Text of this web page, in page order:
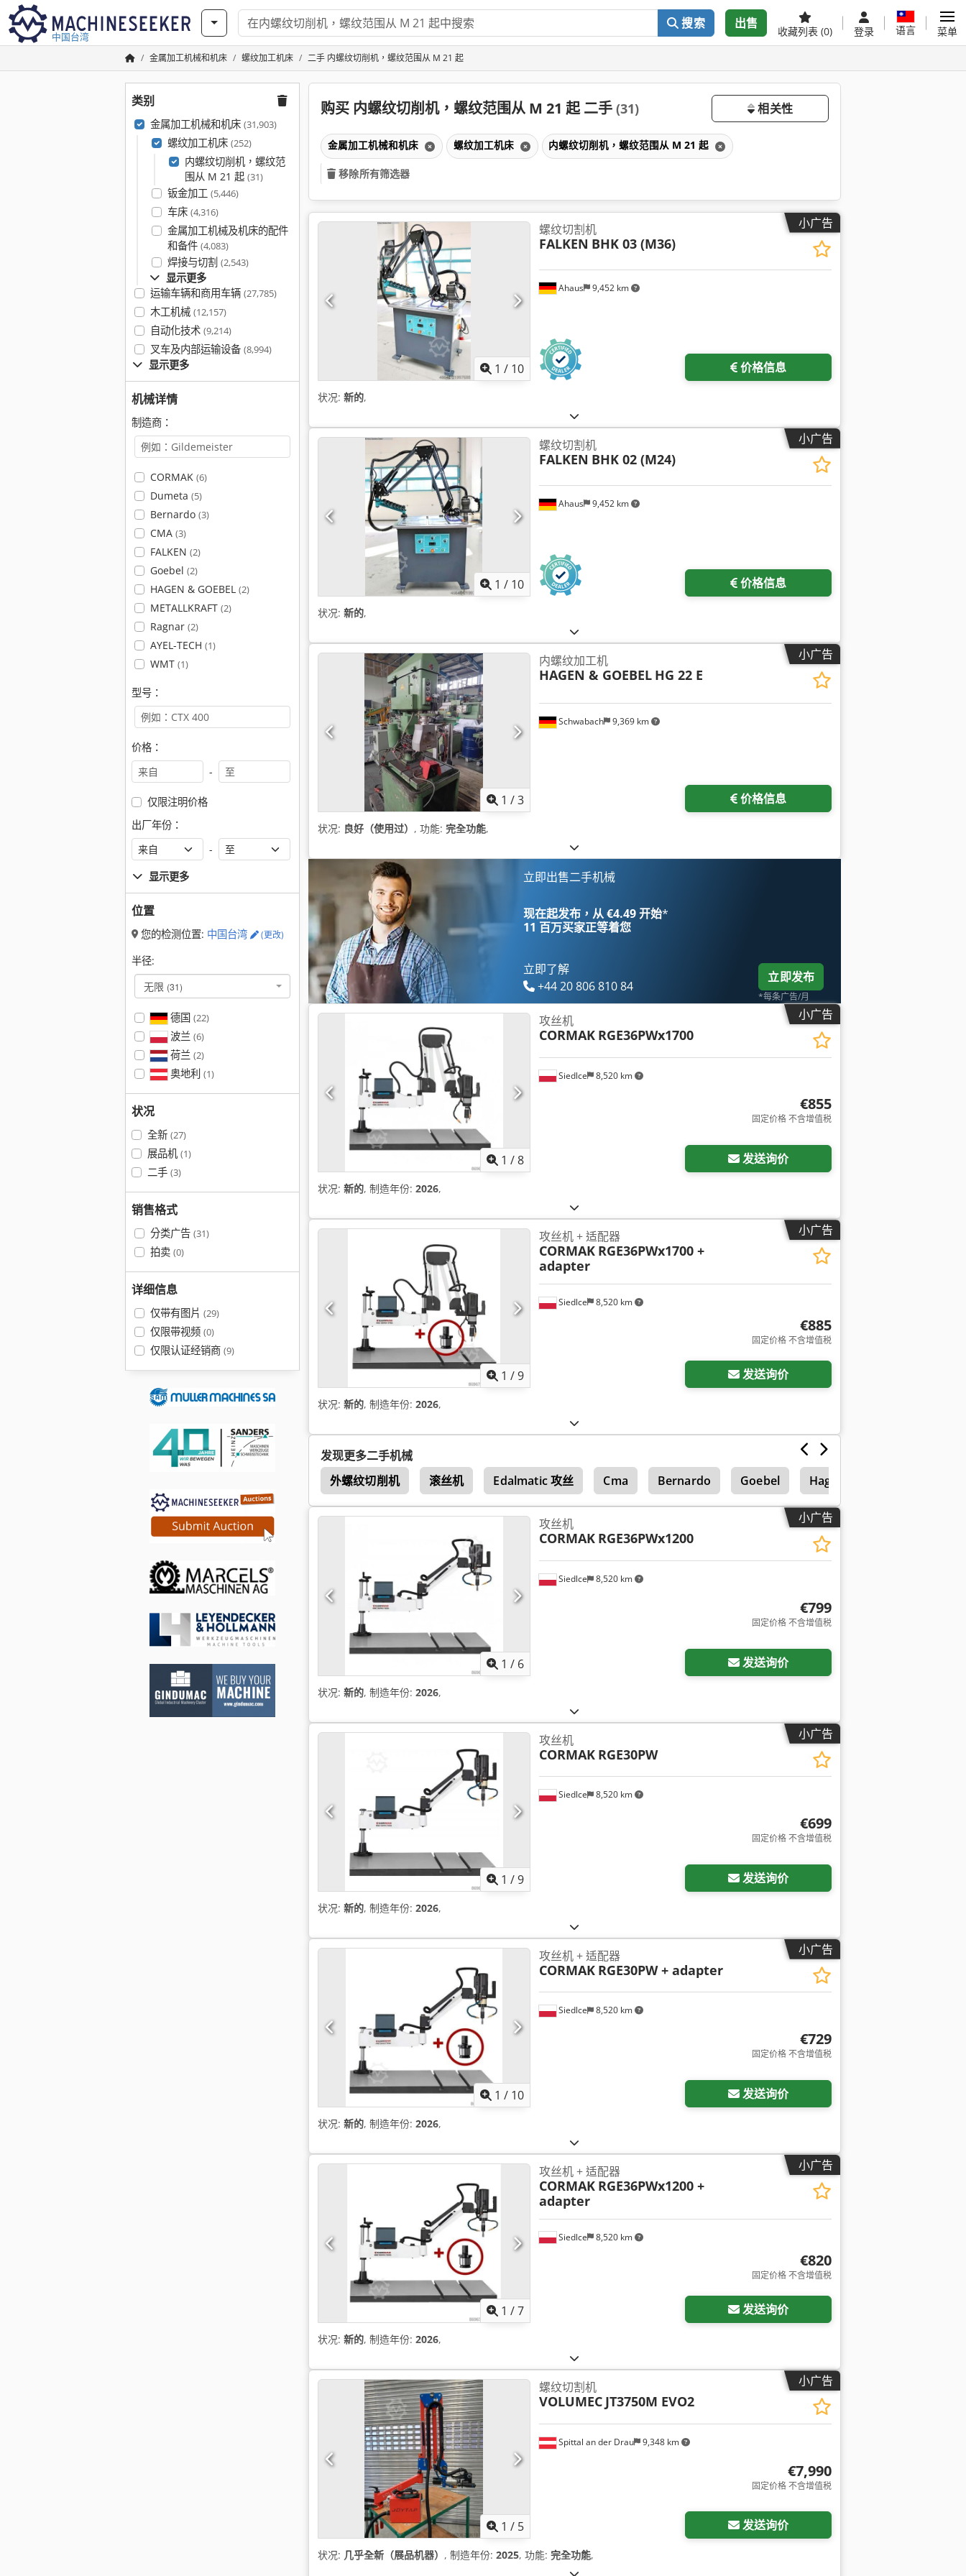
中国台湾
搜索 出售
收藏列表 (0) 登录 语言 菜单
金属加工机械和机床 螺纹加工机床 二手 内螺纹切削机，螺纹范围从 M 21 起
类别
金属加工机械和机床 (31,903)
螺纹加工机床 (252)
内螺纹切削机，螺纹范
围从 M 21 起 (31)
钣金加工 (5,446)
车床 (4,316)
金属加工机械及机床的配件
和备件 (4,083)
焊接与切割 (2,543)
显示更多
运输车辆和商用车辆 (27,785)
木工机械 (12,157)
自动化技术 (9,214)
叉车及内部运输设备 (8,994)
显示更多
机械详情
制造商：
CORMAK (6)
Dumeta (5)
Bernardo (3)
CMA (3)
FALKEN (2)
Goebel (2)
HAGEN & GOEBEL (2)
METALLKRAFT (2)
Ragnar (2)
AYEL-TECH (1)
WMT (1)
型号：
价格：
-
仅限注明价格
出厂年份：
-
显示更多
位置
您的检测位置: 中国台湾 (更改)
半径:
无限 (31)
德国 (22)
波兰 (6)
荷兰 (2)
奥地利 (1)
状况
全新 (27)
展品机 (1)
二手 (3)
销售格式
分类广告 (31)
拍卖 (0)
详细信息
仅带有图片 (29)
仅限带视频 (0)
仅限认证经销商 (9)
购买 内螺纹切削机，螺纹范围从 M 21 起 二手 (31) 相关性
金属加工机械和机床 螺纹加工机床 内螺纹切削机，螺纹范围从 M 21 起
移除所有筛选器
小广告
1 / 10
Ahaus 9,452 km
螺纹切割机
FALKEN BHK 03 (M36)
价格信息
状况: 新的,
小广告
1 / 10
Ahaus 9,452 km
螺纹切割机
FALKEN BHK 02 (M24)
价格信息
状况: 新的,
小广告
1 /3
Schwabach 9,369 km
内螺纹加工机
HAGEN & GOEBEL HG 22 E
价格信息
状况: 良好（使用过） , 功能: 完全功能,
立即出售二手机械
现在起发布，从 €4.49 开始*
11 百万买家正等着您
立即了解
+44 20 806 810 84
立即发布
*每条广告/月
小广告
1 /8
Siedlce 8,520 km
攻丝机
CORMAK RGE36PWx1700
€855
固定价格 不含增值税
发送询价
状况: 新的, 制造年份: 2026,
小广告
1 /9
Siedlce 8,520 km
攻丝机 + 适配器
CORMAK RGE36PWx1700 +
adapter
€885
固定价格 不含增值税
发送询价
状况: 新的, 制造年份: 2026,
发现更多二手机械
外螺纹切削机
滚丝机 Edalmatic 攻丝 Cma Bernardo Goebel Hagen Goebel
小广告
1 / 6
Siedlce 8,520 km
攻丝机
CORMAK RGE36PWx1200
€799
固定价格 不含增值税
发送询价
状况: 新的, 制造年份: 2026,
小广告
1 /9
Siedlce 8,520 km
攻丝机
CORMAK RGE30PW
€699
固定价格 不含增值税
发送询价
状况: 新的, 制造年份: 2026,
小广告
1 / 10
Siedlce 8,520 km
攻丝机 + 适配器
CORMAK RGE30PW + adapter
€729
固定价格 不含增值税
发送询价
状况: 新的, 制造年份: 2026,
小广告
1 /7
Siedlce 8,520 km
攻丝机 + 适配器
CORMAK RGE36PWx1200 +
adapter
€820
固定价格 不含增值税
发送询价
状况: 新的, 制造年份: 2026,
小广告
1 / 5
Spittal an der Drau 9,348 km
螺纹切割机
VOLUMEC JT3750M EVO2
€7,990
固定价格 不含增值税
发送询价
状况: 几乎全新（展品机器） , 制造年份: 2025, 功能: 完全功能,